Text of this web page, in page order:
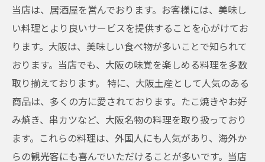
当店は、居酒屋を営んでおります。お客様には、美味し
い料理とより良いサービスを提供することを心がけてお
ります。大阪は、美味しい食べ物が多いことで知られて
おります。当店でも、大阪の味覚を楽しめる料理を多数
取り揃えております。 特に、大阪土産として人気のある
商品は、多くの方に愛されております。たこ焼きやお好
み焼き、串カツなど、大阪名物の料理を取り扱っており
ます。これらの料理は、外国人にも人気があり、海外か
らの観光客にも喜んでいただけることが多いです。当店